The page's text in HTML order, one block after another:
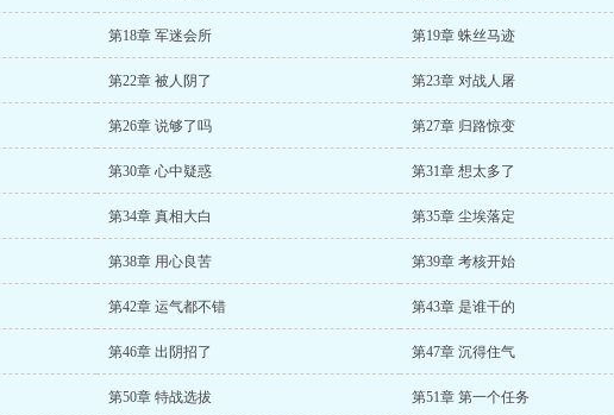
第18章 军迷会所 第19章 蛛丝马迹
第22章 被人阴了 第23章 对战人屠
第26章 说够了吗 第27章 归路惊变
第30章 心中疑惑 第31章 想太多了
第34章 真相大白 第35章 尘埃落定
第38章 用心良苦 第39章 考核开始
第42章 运气都不错 第43章 是谁干的
第46章 出阴招了 第47章 沉得住气
第50章 特战选拔 第51章 第一个任务